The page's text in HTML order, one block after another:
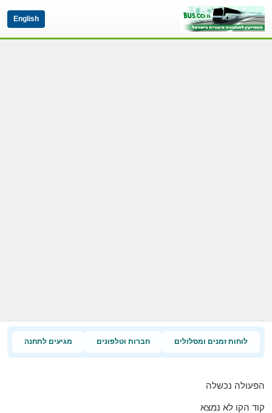
English
לוחות זמנים ומסלולים חברות וטלפונים מגיעים לתחנה
הפעולה נכשלה
קוד הקו לא נמצא